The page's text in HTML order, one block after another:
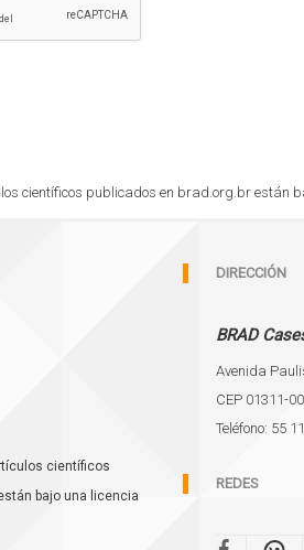
científicos publicados en brad.org.br están
científicos
bajo una licencia
DIRECCIÓN
BRAD
Avenida
CEP 01311-
Teléfono: 55
REDES